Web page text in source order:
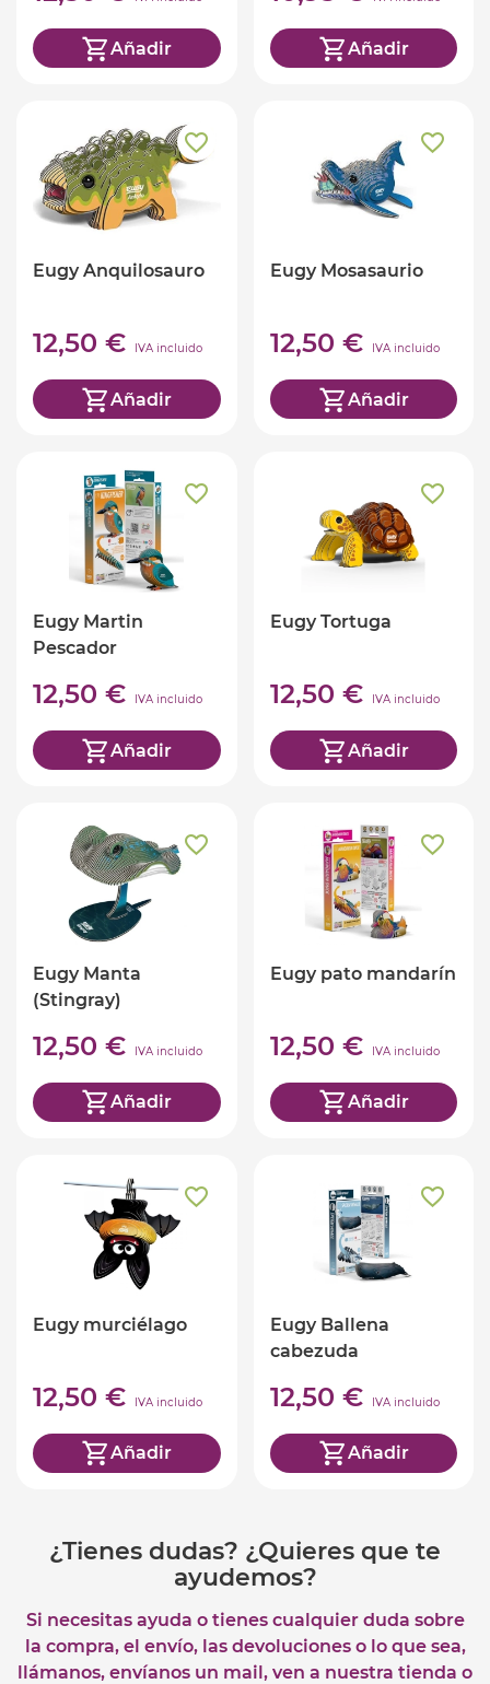
Añadir Añadir
Eugy Anquilosauro
12,50 € IVA incluido
Añadir
Eugy Mosasaurio
12,50 € IVA incluido
Añadir
Eugy Martin
Pescador
12,50 € IVA incluido
Añadir
Eugy Tortuga
12,50 € IVA incluido
Añadir
Eugy Manta
(Stingray)
12,50 € IVA incluido
Añadir
Eugy pato mandarín
12,50 € IVA incluido
Añadir
Eugy murciélago
12,50 € IVA incluido
Añadir
Eugy Ballena
cabezuda
12,50 € IVA incluido
Añadir
¿Tienes dudas? ¿Quieres que te
ayudemos?
Si necesitas ayuda o tienes cualquier duda sobre
la compra, el envío, las devoluciones o lo que sea,
llámanos, envíanos un mail, ven a nuestra tienda o